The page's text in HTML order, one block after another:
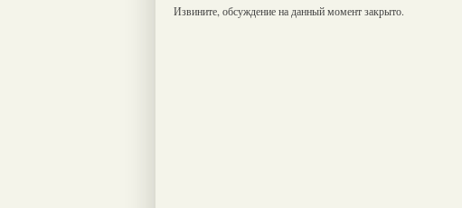
Извините, обсуждение на данный момент закрыто.